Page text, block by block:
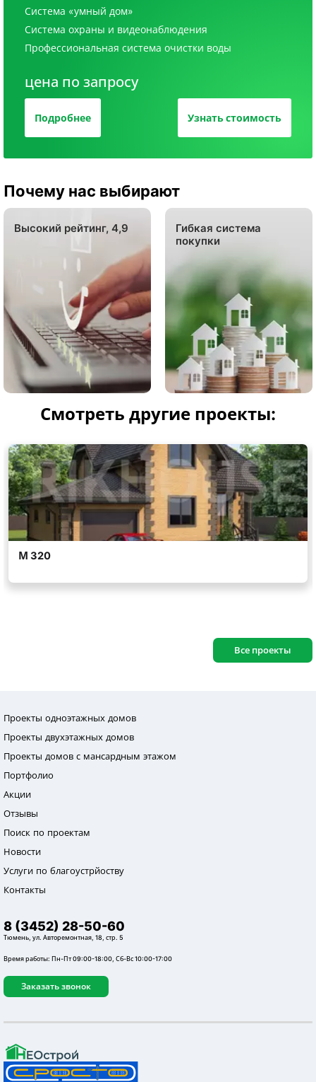
Система «умный дом»
Система охраны и видеонаблюдения
Профессиональная система очистки воды
цена по запросу
Подробнее Узнать стоимость
Почему нас выбирают
Высокий рейтинг, 4,9
Гибкая система
покупки
Смотреть другие проекты:
Все проекты
Проекты одноэтажных домов
Проекты двухэтажных домов
Проекты домов с мансардным этажом
Портфолио
Акции
Отзывы
Поиск по проектам
Новости
Услуги по благоустрйоству
Контакты
8 (3452) 28-50-60
Тюмень, ул. Авторемонтная, 18, стр. 5
Время работы: Пн-Пт 09:00-18:00, Сб-Вс 10:00-17:00
Заказать звонок